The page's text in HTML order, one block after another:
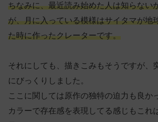
ちなみに、最近読み始めた人は知らない
が、月に入っている模様はサイタマが地
た時に作ったクレーターです。
それにしても、描きこみもそうですが、
にびっくりしました。
ここに関しては原作の独特の迫力も良か
カラーで存在感を表現してる感じもこれ